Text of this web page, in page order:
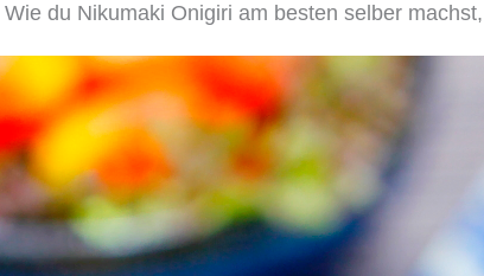
Wie du Nikumaki Onigiri am besten selber